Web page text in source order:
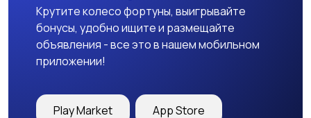
Крутите колесо фортуны, выигрывайте
бонусы, удобно ищите и размещайте
объявления - все это в нашем мобильном
приложении!
Play Market App Store